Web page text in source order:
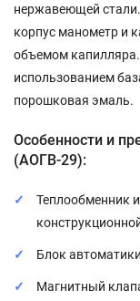
нержавеющей
корпус манометр и
объемом
использованием
порошковая эмаль.
Особенности и
(АОГВ-29):
Теплообменник
Блок
Магнитный